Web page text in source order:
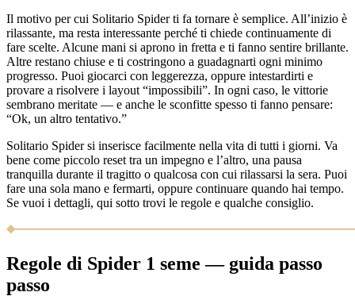
Il motivo per cui Solitario Spider ti fa tornare è semplice. All’inizio è
rilassante, ma resta interessante perché ti chiede continuamente di
fare scelte. Alcune mani si aprono in fretta e ti fanno sentire brillante.
Altre restano chiuse e ti costringono a guadagnarti ogni minimo
progresso. Puoi giocarci con leggerezza, oppure intestardirti e
provare a risolvere i layout “impossibili”. In ogni caso, le vittorie
sembrano meritate — e anche le sconfitte spesso ti fanno pensare:
“Ok, un altro tentativo.”
Solitario Spider si inserisce facilmente nella vita di tutti i giorni. Va
bene come piccolo reset tra un impegno e l’altro, una pausa
tranquilla durante il tragitto o qualcosa con cui rilassarsi la sera. Puoi
fare una sola mano e fermarti, oppure continuare quando hai tempo.
Se vuoi i dettagli, qui sotto trovi le regole e qualche consiglio.
Regole di Spider 1 seme — guida passo
passo